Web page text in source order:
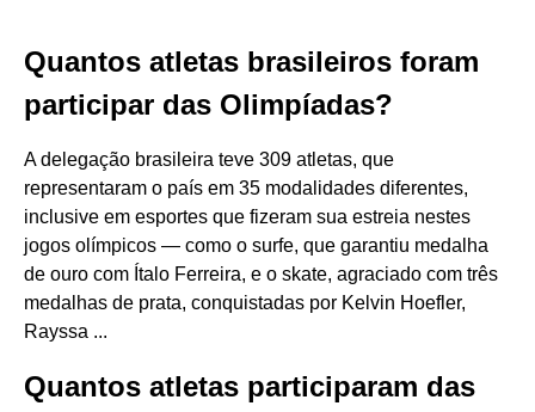
Quantos atletas brasileiros foram
participar das Olimpíadas?
A delegação brasileira teve 309 atletas, que
representaram o país em 35 modalidades diferentes,
inclusive em esportes que fizeram sua estreia nestes
jogos olímpicos — como o surfe, que garantiu medalha
de ouro com Ítalo Ferreira, e o skate, agraciado com três
medalhas de prata, conquistadas por Kelvin Hoefler,
Rayssa ...
Quantos atletas participaram das